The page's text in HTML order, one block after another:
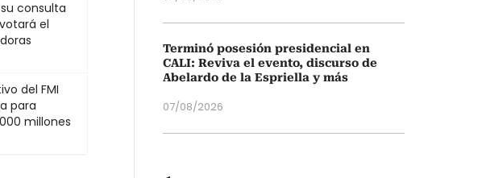
consulta
el
del FMI
para
millones
Terminó posesión presidencial en
CALI: Reviva el evento, discurso de
Abelardo de la Espriella y más
07/08/2026